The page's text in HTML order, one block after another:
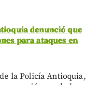
denunció que
para ataques en
la Policía Antioquia,